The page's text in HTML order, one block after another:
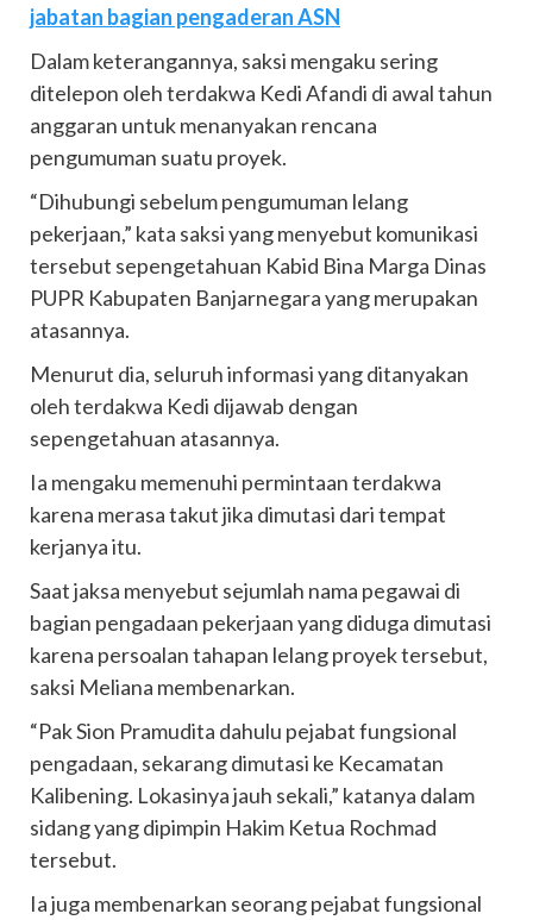
jabatan bagian pengaderan ASN
Dalam keterangannya, saksi mengaku sering
ditelepon oleh terdakwa Kedi Afandi di awal tahun
anggaran untuk menanyakan rencana
pengumuman suatu proyek.
“Dihubungi sebelum pengumuman lelang
pekerjaan,” kata saksi yang menyebut komunikasi
tersebut sepengetahuan Kabid Bina Marga Dinas
PUPR Kabupaten Banjarnegara yang merupakan
atasannya.
Menurut dia, seluruh informasi yang ditanyakan
oleh terdakwa Kedi dijawab dengan
sepengetahuan atasannya.
Ia mengaku memenuhi permintaan terdakwa
karena merasa takut jika dimutasi dari tempat
kerjanya itu.
Saat jaksa menyebut sejumlah nama pegawai di
bagian pengadaan pekerjaan yang diduga dimutasi
karena persoalan tahapan lelang proyek tersebut,
saksi Meliana membenarkan.
“Pak Sion Pramudita dahulu pejabat fungsional
pengadaan, sekarang dimutasi ke Kecamatan
Kalibening. Lokasinya jauh sekali,” katanya dalam
sidang yang dipimpin Hakim Ketua Rochmad
tersebut.
Ia juga membenarkan seorang pejabat fungsional